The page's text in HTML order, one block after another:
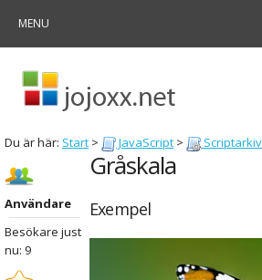
MENU
Du är här: Start > JavaScript > Scriptarkiv
Användare
Besökare just
nu: 9
Gråskala
Exempel